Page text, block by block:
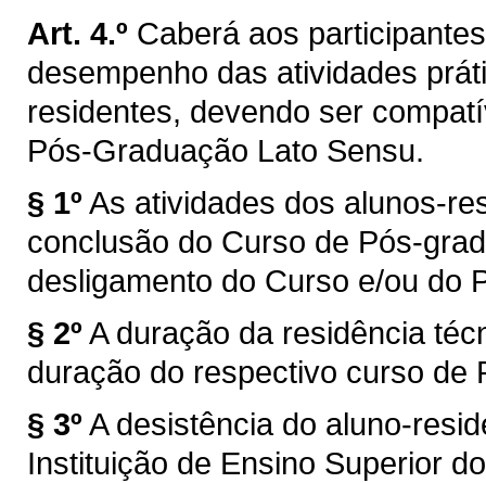
Art. 4.º Caberá aos
desempenho das atividades
residentes, devendo ser
Pós-Graduação Lato Sensu.
§ 1º As atividades dos alunos-
conclusão do Curso de Pós-
desligamento do Curso e/ou do
§ 2º A duração da residência
duração do respectivo curso de
§ 3º A desistência do aluno-
Instituição de Ensino Superior